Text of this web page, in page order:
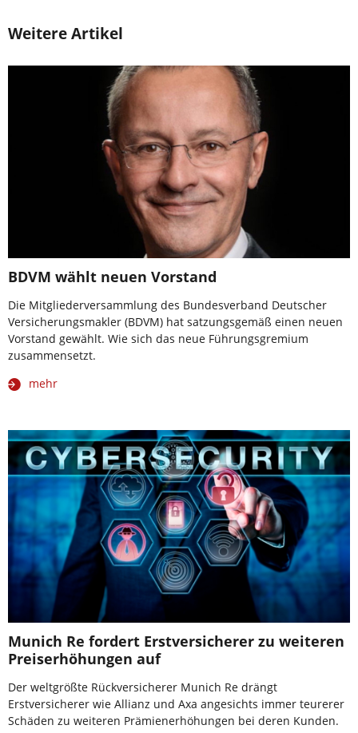
Weitere Artikel
BDVM wählt neuen Vorstand
Die Mitgliederversammlung des Bundesverband Deutscher
Versicherungsmakler (BDVM) hat satzungsgemäß einen neuen
Vorstand gewählt. Wie sich das neue Führungsgremium
zusammensetzt.
mehr
Munich Re fordert Erstversicherer zu weiteren
Preiserhöhungen auf
Der weltgrößte Rückversicherer Munich Re drängt
Erstversicherer wie Allianz und Axa angesichts immer teurerer
Schäden zu weiteren Prämienerhöhungen bei deren Kunden.